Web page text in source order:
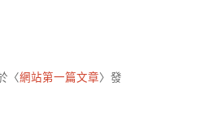
〈網站第一篇文章〉發